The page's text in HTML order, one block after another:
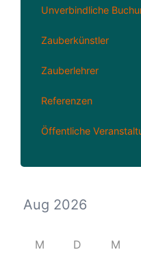
Unverbindliche
Zauberkünstler
Zauberlehrer
Referenzen
Öffentliche
M D M